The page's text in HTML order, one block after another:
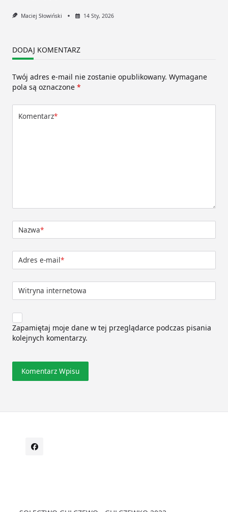
Maciej Słowiński 14 Sty, 2026
DODAJ KOMENTARZ
Twój adres e-mail nie zostanie opublikowany. Wymagane
pola są oznaczone *
Komentarz*
Nazwa*
Adres e-mail*
Witryna internetowa
Zapamiętaj moje dane w tej przeglądarce podczas pisania
kolejnych komentarzy.